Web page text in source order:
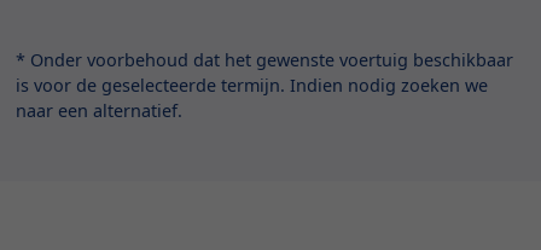
* Onder voorbehoud dat het gewenste voertuig beschikbaar
is voor de geselecteerde termijn. Indien nodig zoeken we
naar een alternatief.